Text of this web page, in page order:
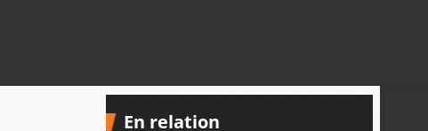
En relation